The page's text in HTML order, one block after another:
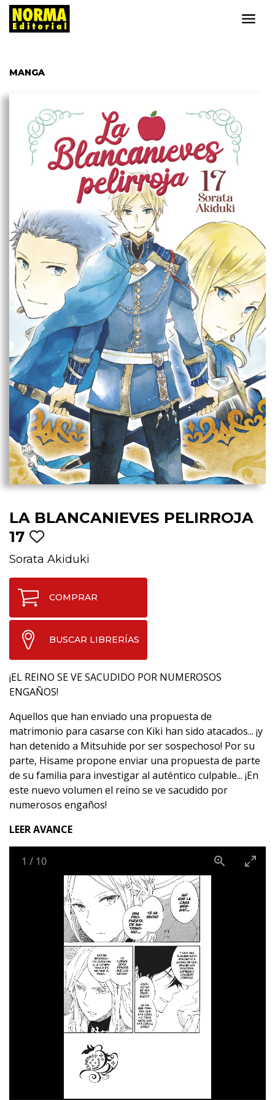
MANGA
LA BLANCANIEVES PELIRROJA
17
Sorata Akiduki
COMPRAR
BUSCAR LIBRERÍAS
¡EL REINO SE VE SACUDIDO POR NUMEROSOS
ENGAÑOS!
Aquellos que han enviado una propuesta de
matrimonio para casarse con Kiki han sido atacados... ¡y
han detenido a Mitsuhide por ser sospechoso! Por su
parte, Hisame propone enviar una propuesta de parte
de su familia para investigar al auténtico culpable... ¡En
este nuevo volumen el reino se ve sacudido por
numerosos engaños!
LEER AVANCE
1 / 10